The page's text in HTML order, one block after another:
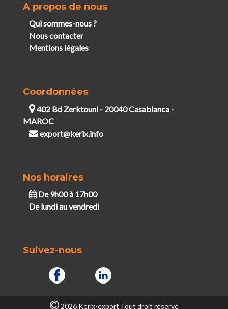
A propos de nous
Qui sommes-nous ?
Nous contacter
Mentions légales
Coordonnées
402 Bd Zerktouni - 20040 Casablanca -
MAROC
export@kerix.info
Nos horaires
De 9h00 à 17h00
De lundi au vendredi
Suivez-nous
2026 Kerix-export.Tout droit réservé